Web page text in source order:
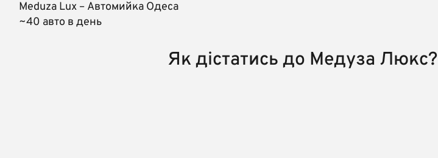
Meduza Lux – Автомийка Одеса
~40 авто в день
Як дістатись до Медуза Люкс?